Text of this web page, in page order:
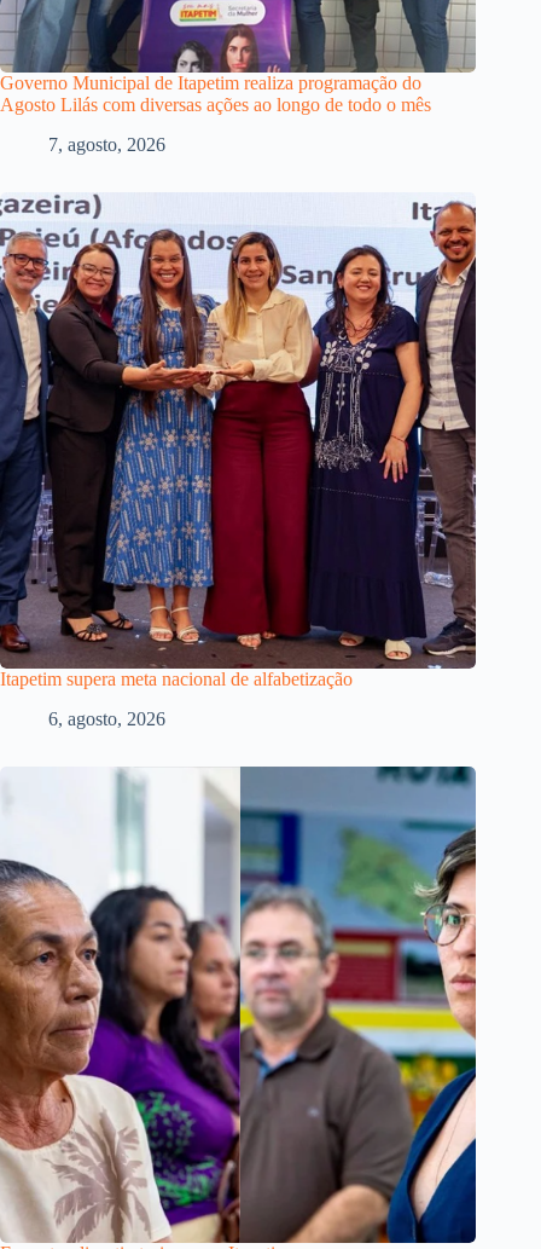
Governo Municipal de Itapetim realiza programação do
Agosto Lilás com diversas ações ao longo de todo o mês
7, agosto, 2026
Itapetim supera meta nacional de alfabetização
6, agosto, 2026